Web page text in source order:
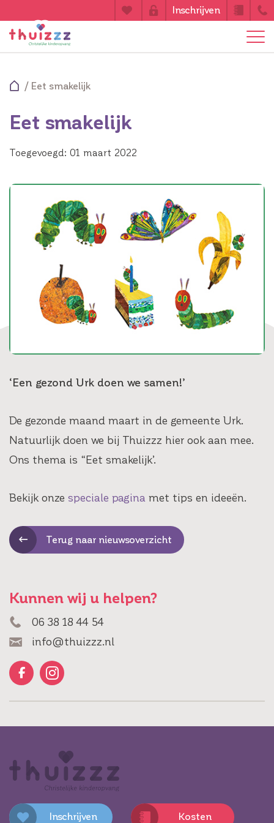
Inschrijven
/ Eet smakelijk
Eet smakelijk
Toegevoegd: 01 maart 2022
‘Een gezond Urk doen we samen!’
De gezonde maand maart in de gemeente Urk.
Natuurlijk doen we bij Thuizzz hier ook aan mee.
Ons thema is “Eet smakelijk’.
Bekijk onze speciale pagina met tips en ideeën.
Terug naar nieuwsoverzicht
Kunnen wij u helpen?
06 38 18 44 54
info@thuizzz.nl
Inschrijven Kosten